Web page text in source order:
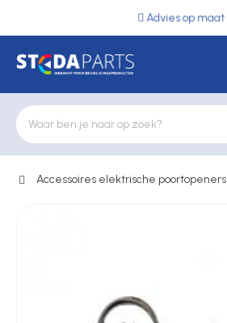
Advies op maat
Deurbeslag
Hekwerkonderdelen
Accessoires elektrische poortopeners